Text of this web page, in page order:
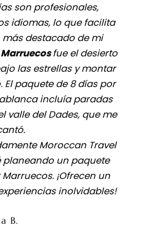
son profesionales,
idiomas, lo que facilita
destacado de mi
fue el desierto
las estrellas y montar
paquete de 8 días por
incluía paradas
valle del Dades, que me
Moroccan Travel
planeando un paquete
¡Ofrecen un
inolvidables!
B.